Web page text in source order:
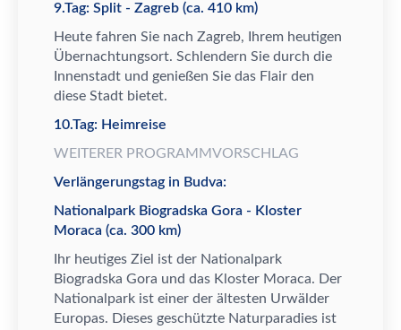
9.Tag: Split - Zagreb (ca. 410 km)
Heute fahren Sie nach Zagreb, Ihrem heutigen
Übernachtungsort. Schlendern Sie durch die
Innenstadt und genießen Sie das Flair den
diese Stadt bietet.
10.Tag: Heimreise
WEITERER PROGRAMMVORSCHLAG
Verlängerungstag in Budva:
Nationalpark Biogradska Gora - Kloster
Moraca (ca. 300 km)
Ihr heutiges Ziel ist der Nationalpark
Biogradska Gora und das Kloster Moraca. Der
Nationalpark ist einer der ä ltesten Urwä lder
Europas. Dieses geschützte Naturparadies ist